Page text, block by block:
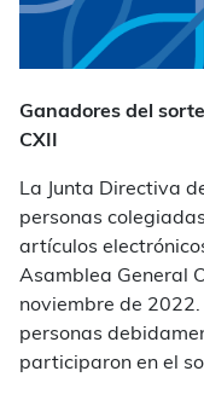
Ganadores del
CXII
La Junta Directiva
personas
artículos
Asamblea General
noviembre de
personas
participaron en el